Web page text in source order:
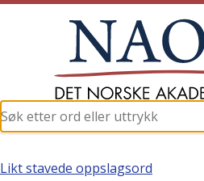
Likt stavede oppslagsord